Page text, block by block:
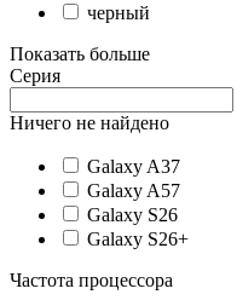
черный
Показать больше
Серия
Ничего не найдено
Galaxy A37
Galaxy A57
Galaxy S26
Galaxy S26+
Частота процессора